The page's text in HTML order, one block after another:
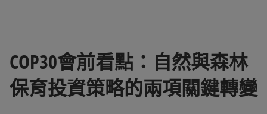
COP30會前看點：自然與森林
保育投資策略的兩項關鍵轉變